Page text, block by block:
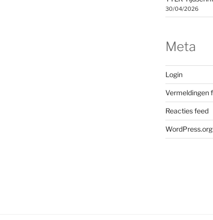
30/04/2026
Meta
Login
Vermeldingen
Reacties feed
WordPress.org